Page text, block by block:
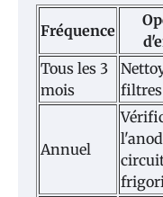
Fréquence
Tous les 3
mois
Annuel